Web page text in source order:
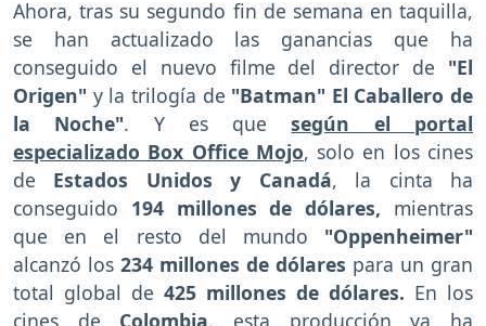
Ahora, tras su segundo fin de semana en taquilla,
se han actualizado las ganancias que ha
conseguido el nuevo filme del director de "El
Origen" y la trilogía de "Batman" El Caballero de
la Noche". Y es quesegún el portal
especializado Box Office Mojo, solo en los cines
de Estados Unidos y Canadá, la cinta ha
conseguido 194 millones de dólares, mientras
que en el resto del mundo "Oppenheimer"
alcanzó los 234 millones de dólares para un gran
total global de 425 millones de dólares. En los